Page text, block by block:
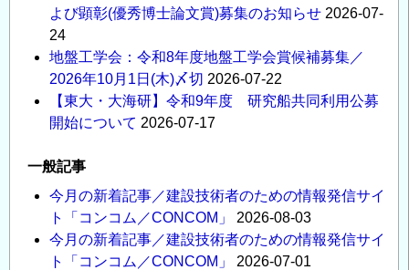
よび顕彰(優秀博士論文賞)募集のお知らせ 2026-07-
24
地盤工学会：令和8年度地盤工学会賞候補募集／
2026年10月1日(木)〆切 2026-07-22
【東大・大海研】令和9年度 研究船共同利用公募
開始について 2026-07-17
一般記事
今月の新着記事／建設技術者のための情報発信サイ
ト「コンコム／CONCOM」
2026-08-03
今月の新着記事／建設技術者のための情報発信サイ
ト「コンコム／CONCOM」
2026-07-01